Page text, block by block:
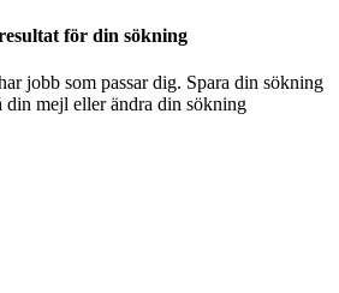
för din sökning
jobb som passar dig. Spara din sökning
din mejl eller ändra din sökning